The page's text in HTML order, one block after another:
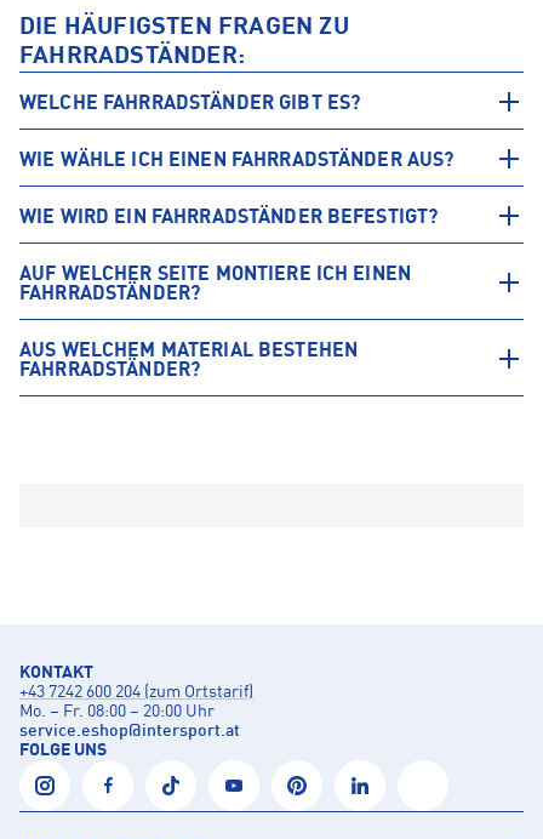
DIE HÄUFIGSTEN FRAGEN ZU
FAHRRADSTÄNDER:
WELCHE FAHRRADSTÄNDER GIBT ES?
WIE WÄHLE ICH EINEN FAHRRADSTÄNDER AUS?
WIE WIRD EIN FAHRRADSTÄNDER BEFESTIGT?
AUF WELCHER SEITE MONTIERE ICH EINEN
FAHRRADSTÄNDER?
AUS WELCHEM MATERIAL BESTEHEN
FAHRRADSTÄNDER?
KONTAKT
+43 7242 600 204 (zum Ortstarif)
Mo. – Fr. 08:00 – 20:00 Uhr
service.eshop@intersport.at
FOLGE UNS